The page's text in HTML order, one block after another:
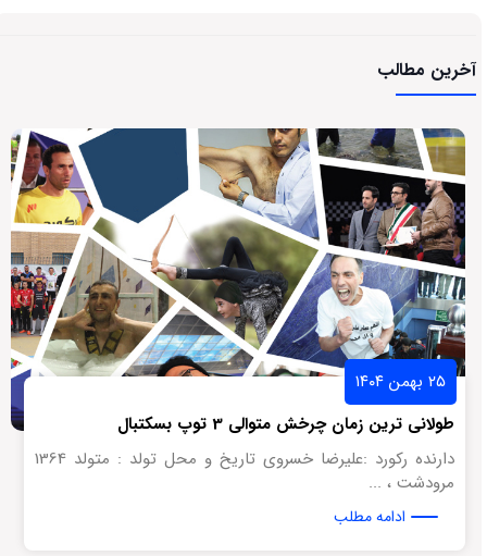
آخرین مطالب
۲۵ بهمن ۱۴۰۴
طولانی ترین زمان چرخش متوالی 3 توپ بسکتبال
دارنده رکورد :علیرضا خسروی تاریخ و محل تولد : متولد 1364
مرودشت ، ...
ادامه مطلب